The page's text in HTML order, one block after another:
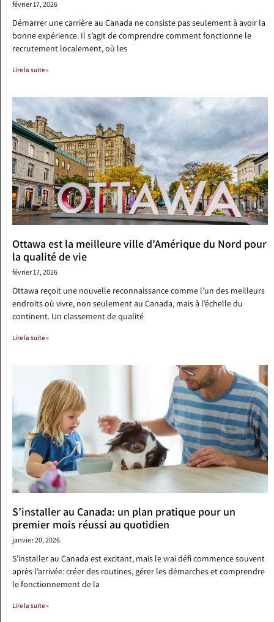
février 17, 2026
Démarrer une carrière au Canada ne consiste pas seulement à avoir la
bonne expérience. Il s’agit de comprendre comment fonctionne le
recrutement localement, où les
Lire la suite »
Ottawa est la meilleure ville d’Amérique du Nord pour
la qualité de vie
février 17, 2026
Ottawa reçoit une nouvelle reconnaissance comme l’un des meilleurs
endroits où vivre, non seulement au Canada, mais à l’échelle du
continent. Un classement de qualité
Lire la suite »
S’installer au Canada: un plan pratique pour un
premier mois réussi au quotidien
janvier 20, 2026
S’installer au Canada est excitant, mais le vrai défi commence souvent
après l’arrivée: créer des routines, gérer les démarches et comprendre
le fonctionnement de la
Lire la suite »